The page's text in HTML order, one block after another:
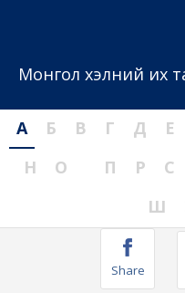
Монгол хэлний их
А Б В Г Д Е
Н
О П Р С
Ш
Share